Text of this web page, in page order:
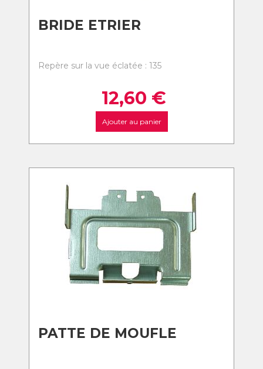
BRIDE ETRIER
Repère sur la vue éclatée : 135
12,60 €
Ajouter au panier
PATTE DE MOUFLE